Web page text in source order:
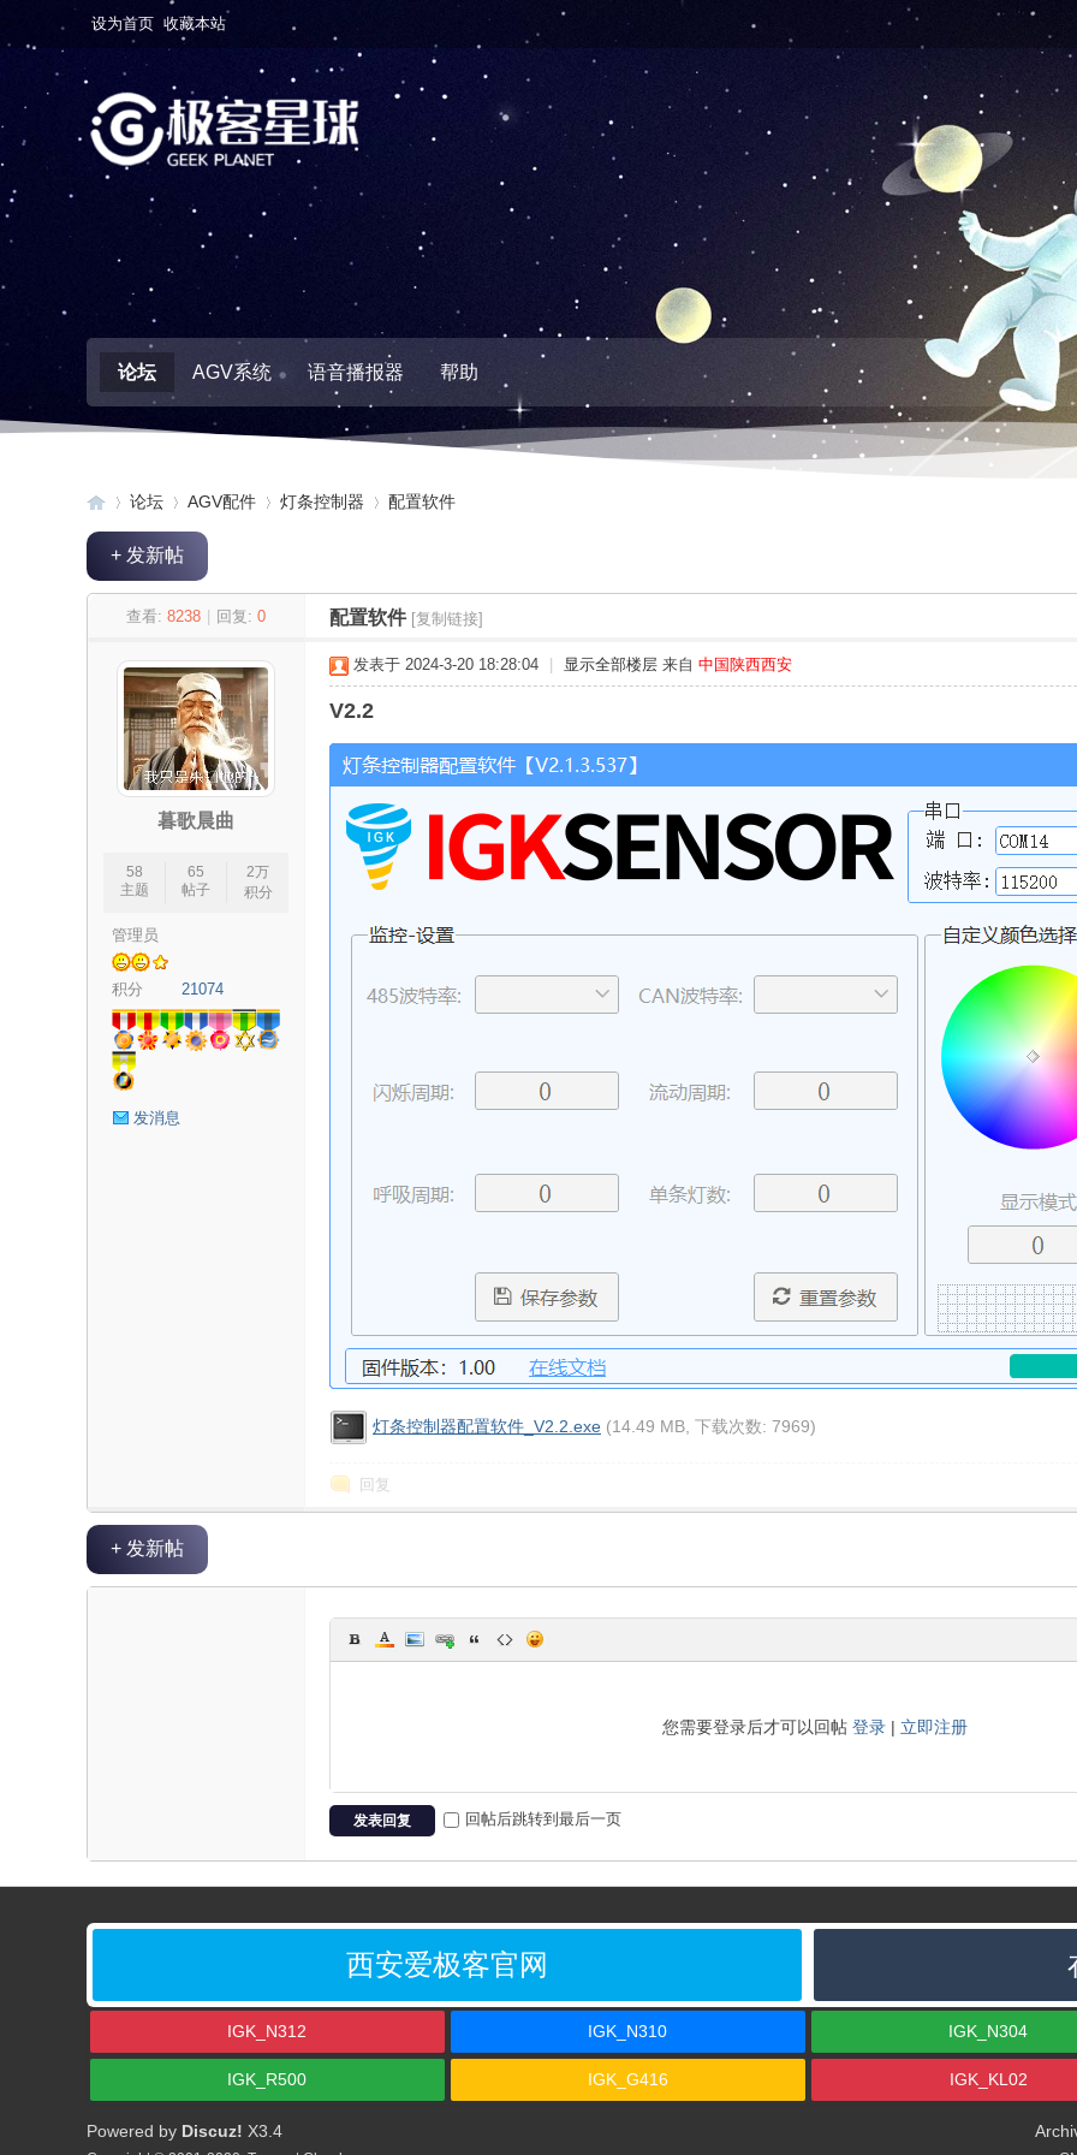
设为首页 收藏本站
论坛 AGV系统 语音播报器 帮助
论坛 AGV配件 灯条控制器
›
配置软件
+ 发新帖
查看: 8238 回复: 0 配置软件 [复制链接]
暮歌晨曲
58
主题
65
帖子
2万
积分
管理员
积分 21074
发消息
发表于 2024-3-20 18:28:04 显示全部楼层 来自 中国陕西西安
V2.2
灯条控制器配置软件_V2.2.exe (14.49 MB, 下载次数: 7969)
回复
+ 发新帖
您需要登录后才可以回帖 登录| 立即注册
发表回复 回帖后跳转到最后一页
西安爱极客官网
IGK_N312 IGK_N310 IGK_N304
IGK_R500 IGK_G416 IGK_KL02
Powered by Discuz! X3.4